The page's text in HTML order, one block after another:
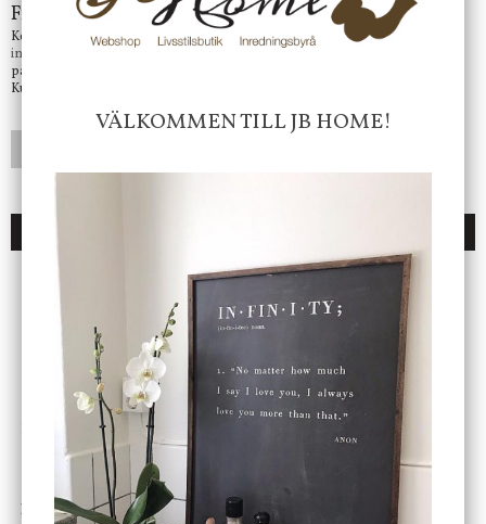
Frågor?
Kontakta oss på
info@jbhome.se
på mail så fort vi kan.
Kundtjänst telefontid öppet vardagar mellan 10.00 - 15.00
ENDAST 1 ST KVAR I LAGER
Cloudy kruka mini, vit
199 kr
Bordslampa Mushroom
vit, Utomhus
499 kr
VÄLKOMMEN TILL JB HOME!